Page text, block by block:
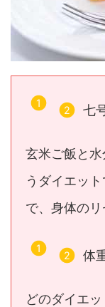
七
玄米ご飯と
うダイエッ
で、身体のリ
体
どのダイエ